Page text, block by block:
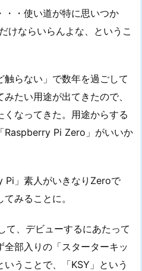
・・使い道が特に思いつか
けならいらんよな、というこ
らない」で数年を過ごして
たい用途が出てきたので、
なってきた。用途からする
Raspberry Pi Zero」がいいか
Pi」素人がいきなりZeroで
みることに。
て、デビューするにあたって
部入りの「スターターキッ
いうことで、「KSY」という